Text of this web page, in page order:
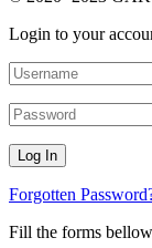
Login to your
Forgotten
Fill the forms